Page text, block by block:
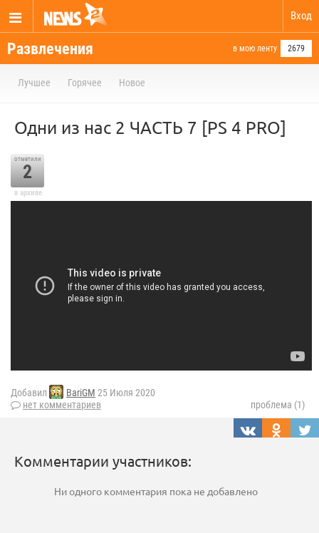
Вход
Развлечения в мою ленту 2679
Лучшее Горячее Новое
Одни из нас 2 ЧАСТЬ 7 [PS 4 PRO]
отметили
2
в архиве
Добавил BariGM 25 Июля 2020
нет комментариев
проблема (1)
Комментарии участников:
Ни одного комментария пока не добавлено